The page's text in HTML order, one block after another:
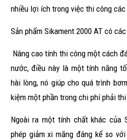
nhiều lợi ích trong việc thi công
Sản phẩm Sikament 2000 AT có
Nâng cao tính thi công một cách
nước, điều này là một tính năng
hài lòng, nó giúp cho quá trình
kiệm một phần trong chi phí phải
Ngoài ra một tính chất khác của
phép giảm xi măng đáng kể so